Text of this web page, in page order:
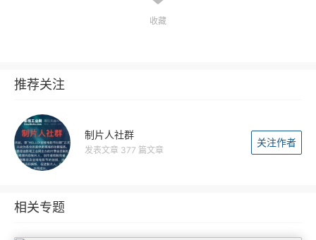
收藏
推荐关注
制片人社群
发表文章 377 篇文章
关注作者
相关专题